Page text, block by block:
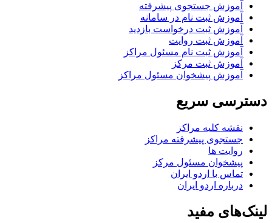
آموزش جستجوی پیشرفته
آموزش ثبت نام در سامانه
آموزش ثبت درخواست بازدید
آموزش ثبت روایت
آموزش ثبت نام مسئول مراکز
آموزش ثبت مرکز
آموزش پیشخوان مسئول مراکز
دسترسی سریع
نقشه کلیه مراکز
جستجوی پیشرفته مراکز
روایت ها
پیشخوان مسئول مرکز
تماس با اردو ایران
درباره اردو ایران
لینک‌های مفید